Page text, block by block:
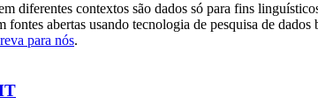
diferentes contextos são dados só para fins
fontes abertas usando tecnologia de pesquisa de
para nós.